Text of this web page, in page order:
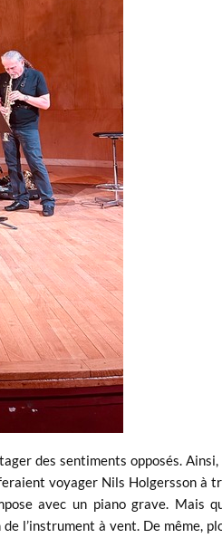
des sentiments opposés.
voyager Nils Holgersson à
avec un piano grave. Mais
l’instrument à vent. De même,